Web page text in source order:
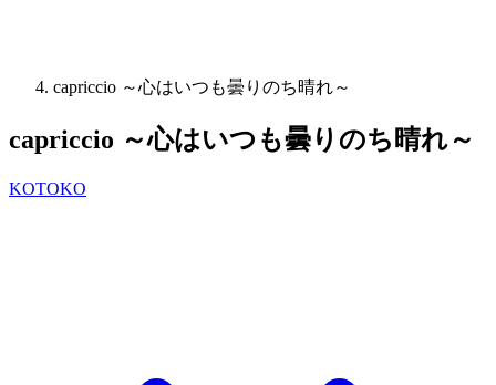
capriccio ～心はいつも曇りのち晴れ～
capriccio ～心はいつも曇りのち晴れ～
KOTOKO